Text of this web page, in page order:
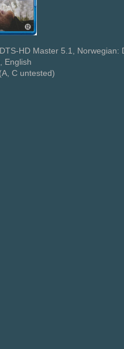
HD Master 5.1, Norwegian:
English
C untested)